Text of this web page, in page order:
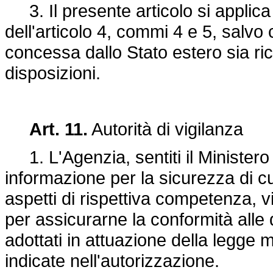
3. Il presente articolo si applica
dell'articolo 4, commi 4 e 5,
concessa dallo Stato estero sia
disposizioni.
Art. 11. Autorità di vigilanza
1. L'Agenzia, sentiti il Ministero
informazione per la sicurezza di
aspetti di rispettiva competenza,
per assicurarne la conformità
adottati in attuazione della legge
indicate nell'autorizzazione.